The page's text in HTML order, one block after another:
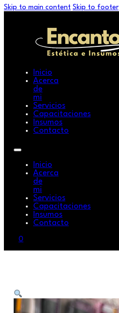
Skip to main content Skip to footer
Inicio
Acerca
de
mi
Servicios
Capacitaciones
Insumos
Contacto
Inicio
Acerca
de
mi
Servicios
Capacitaciones
Insumos
Contacto
0